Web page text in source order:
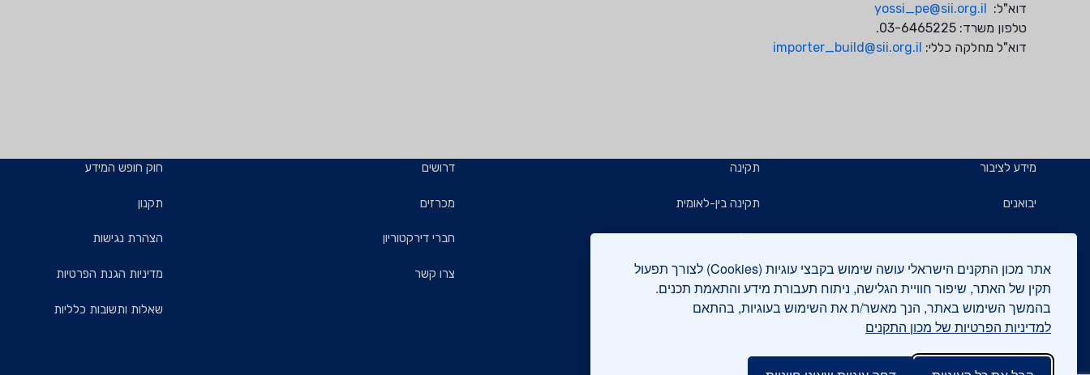
אתר מכון התקנים הישראלי עושה שימוש בקבצי עוגיות (Cookies) לצורך תפעול
תקין של האתר, שיפור חוויית הגלישה, ניתוח תעבורת מידע והתאמת תכנים.
בהמשך השימוש באתר, הנך מאשר/ת את השימוש בעוגיות, בהתאם
למדיניות הפרטיות של מכון התקנים
דוא"ל: yossi_pe@sii.org.il
טלפון משרד: 03-6465225.
דוא"ל מחלקה כללי: importer_build@sii.org.il
מידע לציבור
יבואנים
תו תקן
תו ירוק
יצואנים
תקינה
תקינה בין-לאומית
קבלנים ויזמים
תעשיינים
בדיקות
דרושים
מכרזים
חברי דירקטוריון
צרו קשר
חוק חופש המידע
תקנון
הצהרת נגישות
מדיניות הגנת הפרטיות
שאלות ותשובות כלליות